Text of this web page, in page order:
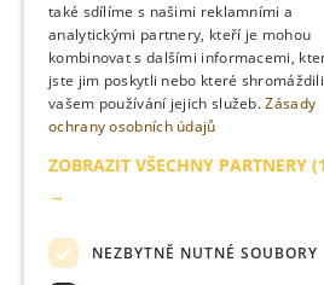
Průkopník moderního craft ginu
0.0 – nealkoholický destilát
technologií inspirovaných
také sdílíme s našimi reklamními a
analytickými partnery, kteří je mohou
kombinovat s dalšími informacemi,
jste jim poskytli nebo které
vašem používání jejich služeb.Zásady
ochrany osobních údajů
ZOBRAZIT VŠECHNY PARTNERY
→
NEZBYTNĚ NUTNÉ SOUBORY